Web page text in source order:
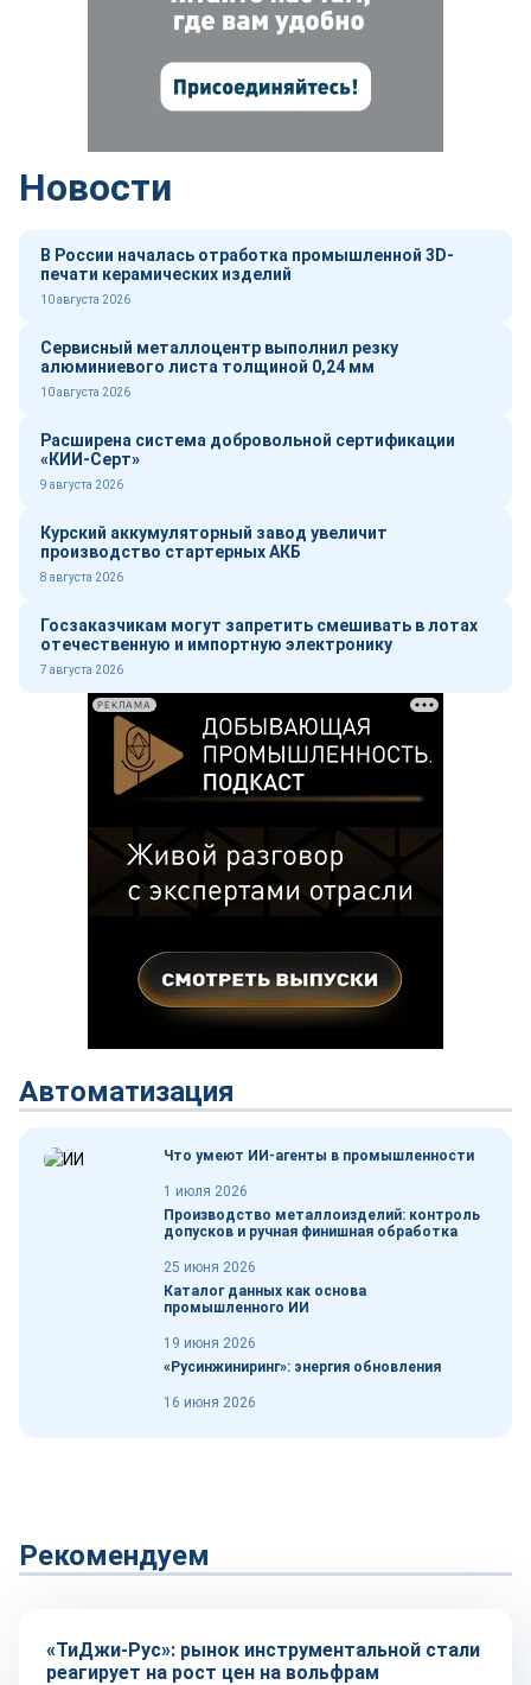
Новости
В России началась отработка промышленной 3D-
печати керамических изделий
10 августа 2026
Сервисный металлоцентр выполнил резку
алюминиевого листа толщиной 0,24 мм
10 августа 2026
Расширена система добровольной сертификации
«КИИ-Серт»
9 августа 2026
Курский аккумуляторный завод увеличит
производство стартерных АКБ
8 августа 2026
Госзаказчикам могут запретить смешивать в лотах
отечественную и импортную электронику
7 августа 2026
РЕКЛАМА
Автоматизация
Что умеют ИИ-агенты в промышленности
1 июля 2026
Производство металлоизделий: контроль
допусков и ручная финишная обработка
25 июня 2026
Каталог данных как основа
промышленного ИИ
19 июня 2026
«Русинжиниринг»: энергия обновления
16 июня 2026
Рекомендуем
Сырье и материалы
«ТиДжи-Рус»: рынок инструментальной стали
реагирует на рост цен на вольфрам